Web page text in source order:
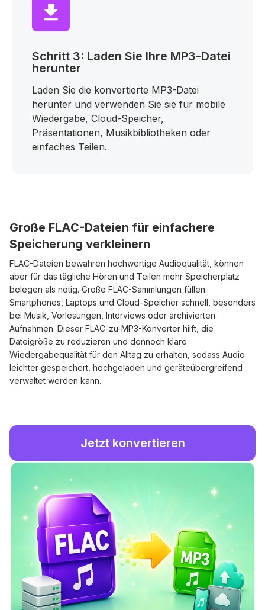
Schritt 3: Laden Sie Ihre MP3-Datei
herunter
Laden Sie die konvertierte MP3-Datei
herunter und verwenden Sie sie für mobile
Wiedergabe, Cloud-Speicher,
Präsentationen, Musikbibliotheken oder
einfaches Teilen.
Große FLAC-Dateien für einfachere
Speicherung verkleinern
FLAC-Dateien bewahren hochwertige Audioqualität, können
aber für das tägliche Hören und Teilen mehr Speicherplatz
belegen als nötig. Große FLAC-Sammlungen füllen
Smartphones, Laptops und Cloud-Speicher schnell, besonders
bei Musik, Vorlesungen, Interviews oder archivierten
Aufnahmen. Dieser FLAC-zu-MP3-Konverter hilft, die
Dateigröße zu reduzieren und dennoch klare
Wiedergabequalität für den Alltag zu erhalten, sodass Audio
leichter gespeichert, hochgeladen und geräteübergreifend
verwaltet werden kann.
Jetzt konvertieren